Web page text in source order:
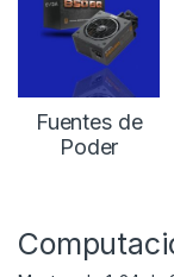
Fuentes de
Poder